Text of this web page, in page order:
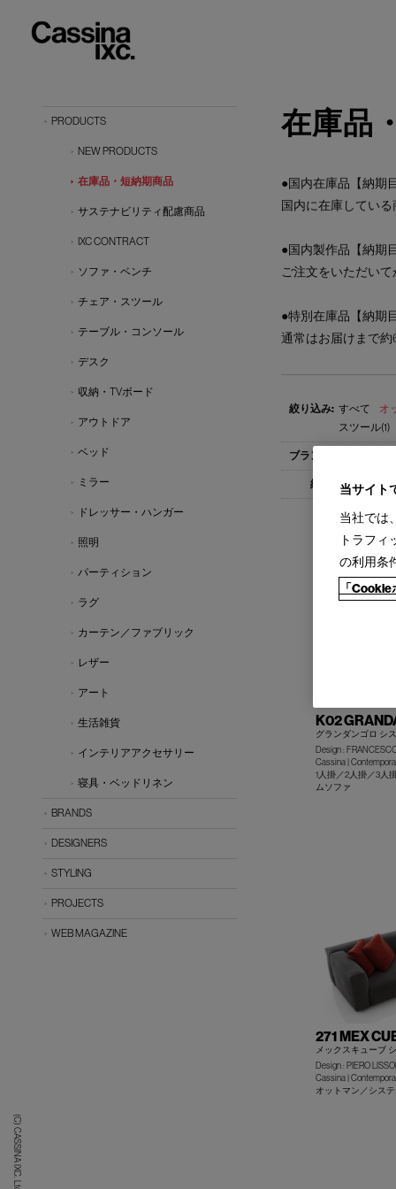
(C) CASSINA IXC. Ltd.
在庫品
●国内在庫品【納期
国内に在庫してい
●国内製作品【納期
ご注文をいただい
●特別在庫品【納期
通常はお届けまで
すべて
オ
スツール(1)
すべて 1-
K02
グランダンゴロ シ
Design :
Cassina |
1人掛／2人掛／3人
ムソファ
271 MEX
メックスキューブ
Design : PIERO
Cassina |
オットマン／シス
PRODUCTS
NEW PRODUCTS
在庫品・短納期商品
サステナビリティ配慮商品
IXC CONTRACT
ソファ・ベンチ
チェア・スツール
テーブル・コンソール
デスク
収納・TVボード
アウトドア
ベッド
ミラー
ドレッサー・ハンガー
照明
パーティション
ラグ
カーテン／ファブリック
レザー
アート
生活雑貨
インテリアアクセサリー
寝具・ベッドリネン
BRANDS
DESIGNERS
STYLING
PROJECTS
WEB MAGAZINE
当サイト
当社では
トラフィ
の利用条
「